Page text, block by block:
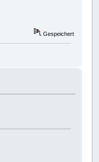
Gespeichert